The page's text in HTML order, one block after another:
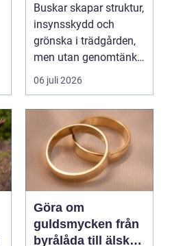
runt
Buskar skapar struktur,
insynsskydd och
grönska i trädgården,
men utan genomtänkt
beskärning blir de...
06 juli 2026
Göra om
guldsmycken från
byrålåda till älskad